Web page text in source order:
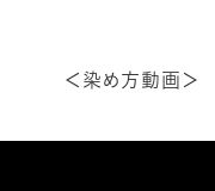
＜染め方動画＞